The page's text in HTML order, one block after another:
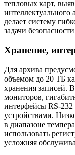
тепловых карт,
интеллектуального
делает систему
задачи
Хранение,
Для архива
объемом до 20 ТБ
хранения записей.
мониторов,
интерфейсы RS-
устройствами.
в диапазоне
использовать
усложняя